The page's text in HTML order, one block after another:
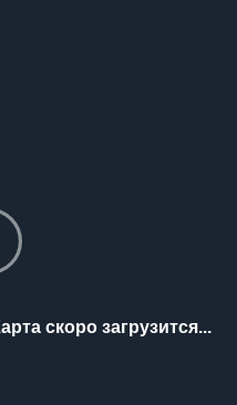
скоро загрузится...